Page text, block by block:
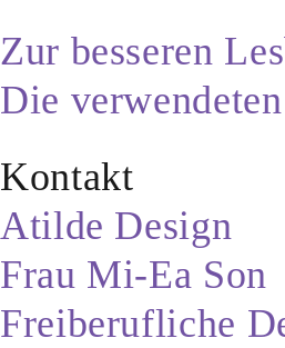
Zur besseren
Die
Kontakt
Atilde Design
Frau Mi-Ea Son
Freiberufliche